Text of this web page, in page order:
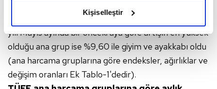
elimizden gelen çabayı gösterdiğimizi ve bu noktada,
kalemimiz olduğunu sizlere hatırlatmak isteriz.
Her halükârda, kullanıcılar, bu çerezlere izin vermedikleri
takdirde, kullanıcılara hedefli reklamlar
gösterilmeyecektir."
Kişiselleştir
grup %1,01 ile haberleşme oldu. Buna karşılık, 2024
yılı Mayıs ayında bir önceki aya göre artışın en yüksek
olduğu ana grup ise %9,60 ile giyim ve ayakkabı oldu
(ana harcama gruplarına göre endeksler, ağırlıklar ve
değişim oranları Ek Tablo-1'dedir).